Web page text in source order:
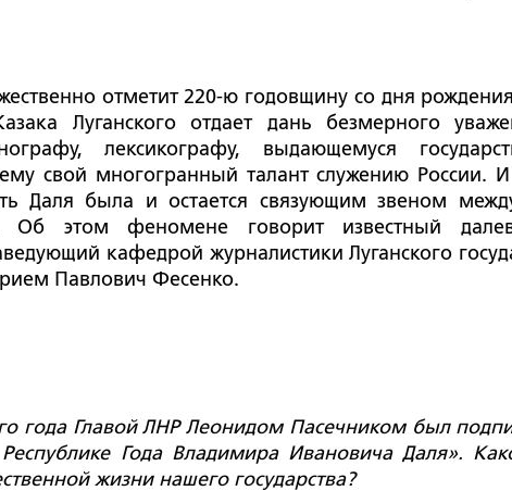
отметит 220-ю годовщину со дня
Луганского отдает дань безмерного
лексикографу, выдающемуся
свой многогранный талант служению России.
Даля была и остается связующим звеном
этом феномене говорит известный
кафедрой журналистики Луганского
Павлович Фесенко.
года Главой ЛНР Леонидом Пасечником был
Года Владимира Ивановича Даля».
жизни нашего государства?